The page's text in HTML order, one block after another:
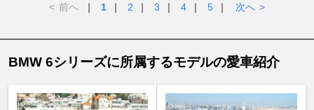
< 前へ ｜ 1 ｜ 2 ｜ 3 ｜ 4 ｜ 5 ｜ 次へ >
BMW 6シリーズに所属するモデルの愛車紹介